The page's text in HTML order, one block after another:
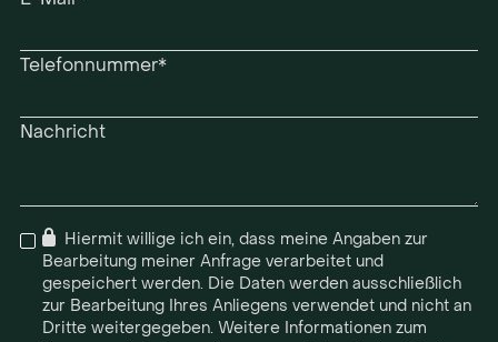
Telefonnummer*
Nachricht
 Hiermit willige ich ein, dass meine Angaben zur
Bearbeitung meiner Anfrage verarbeitet und
gespeichert werden. Die Daten werden ausschließlich
zur Bearbeitung Ihres Anliegens verwendet und nicht an
Dritte weitergegeben. Weitere Informationen zum